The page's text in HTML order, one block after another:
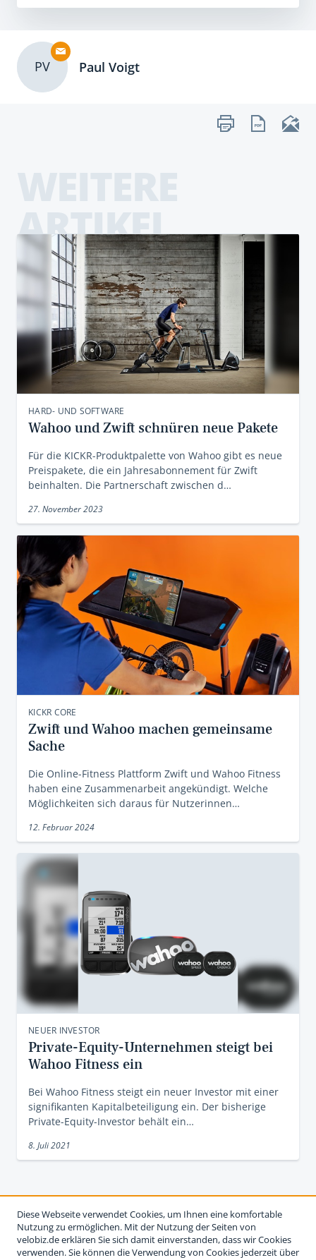
PV Paul Voigt
ARTIKEL
HARD- UND SOFTWARE
Wahoo und Zwift schnüren neue Pakete
Für die KICKR-Produktpalette von Wahoo gibt es neue
Preispakete, die ein Jahresabonnement für Zwift
beinhalten. Die Partnerschaft zwischen d…
27. November 2023
KICKR CORE
Zwift und Wahoo machen gemeinsame
Sache
Die Online-Fitness Plattform Zwift und Wahoo Fitness
haben eine Zusammenarbeit angekündigt. Welche
Möglichkeiten sich daraus für Nutzerinnen…
12. Februar 2024
NEUER INVESTOR
Private-Equity-Unternehmen steigt bei
Wahoo Fitness ein
Bei Wahoo Fitness steigt ein neuer Investor mit einer
signifikanten Kapitalbeteiligung ein. Der bisherige
Private-Equity-Investor behält ein…
8. Juli 2021
Diese Webseite verwendet Cookies, um Ihnen eine komfortable
Nutzung zu ermöglichen. Mit der Nutzung der Seiten von
velobiz.de erklären Sie sich damit einverstanden, dass wir Cookies
verwenden. Sie können die Verwendung von Cookies jederzeit über